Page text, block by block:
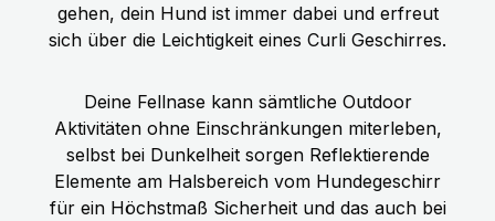
gehen, dein Hund ist immer dabei und erfreut
sich über die Leichtigkeit eines Curli Geschirres.
Deine Fellnase kann sämtliche Outdoor
Aktivitäten ohne Einschränkungen miterleben,
selbst bei Dunkelheit sorgen Reflektierende
Elemente am Halsbereich vom Hundegeschirr
für ein Höchstmaß Sicherheit und das auch bei